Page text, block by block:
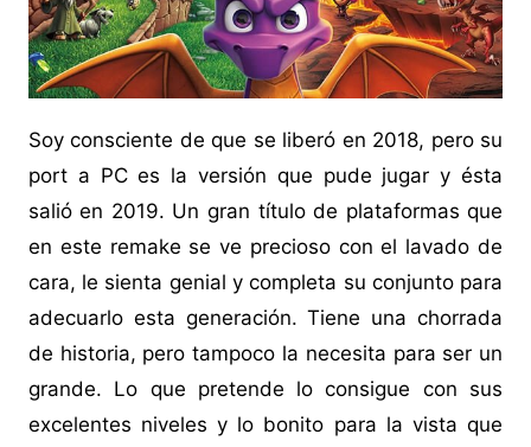
Soy consciente de que se liberó en 2018, pero su
port a PC es la versión que pude jugar y ésta
salió en 2019. Un gran título de plataformas que
en este remake se ve precioso con el lavado de
cara, le sienta genial y completa su conjunto para
adecuarlo esta generación. Tiene una chorrada
de historia, pero tampoco la necesita para ser un
grande. Lo que pretende lo consigue con sus
excelentes niveles y lo bonito para la vista que